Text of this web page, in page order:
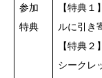
参加
特典
【特典
ルに引き
【特典
シークレ